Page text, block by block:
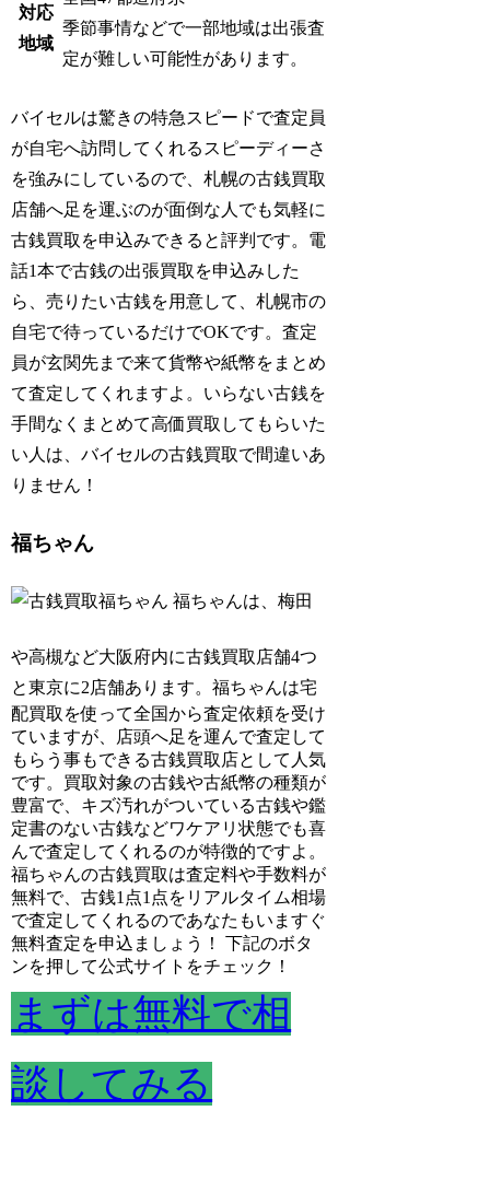
対応
地域
季節事情などで一部地域は出張査
定が難しい可能性があります。
バイセルは驚きの特急スピードで査定員
が自宅へ訪問してくれるスピーディーさ
を強みにしているので、札幌の古銭買取
店舗へ足を運ぶのが面倒な人でも気軽に
古銭買取を申込みできると評判です。電
話1本で古銭の出張買取を申込みした
ら、売りたい古銭を用意して、札幌市の
自宅で待っているだけでOKです。査定
員が玄関先まで来て貨幣や紙幣をまとめ
て査定してくれますよ。 いらない古銭を
手間なくまとめて高価買取してもらいた
い人は、バイセルの古銭買取で間違いあ
りません！
福ちゃん
福ちゃんは、梅田
や高槻など大阪府内に古銭買取店舗4つ
と東京に2店舗あります。福ちゃんは宅
配買取を使って全国から査定依頼を受け
ていますが、店頭へ足を運んで査定して
もらう事もできる古銭買取店として人気
です。買取対象の古銭や古紙幣の種類が
豊富で、キズ汚れがついている古銭や鑑
定書のない古銭などワケアリ状態でも喜
んで査定してくれるのが特徴的ですよ。
福ちゃんの古銭買取は査定料や手数料が
無料で、古銭1点1点をリアルタイム相場
で査定してくれるのであなたもいますぐ
無料査定を申込ましょう！ 下記のボタ
ンを押して公式サイトをチェック！
まずは無料で相
談してみる